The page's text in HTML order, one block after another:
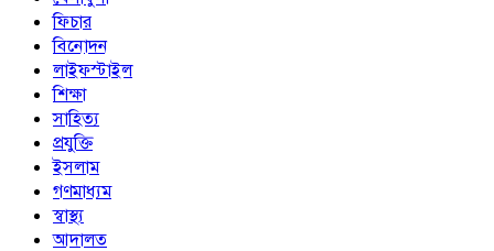
ফিচার
বিনোদন
লাইফস্টাইল
শিক্ষা
সাহিত্য
প্রযুক্তি
ইসলাম
গণমাধ্যম
স্বাস্থ্য
আদালত